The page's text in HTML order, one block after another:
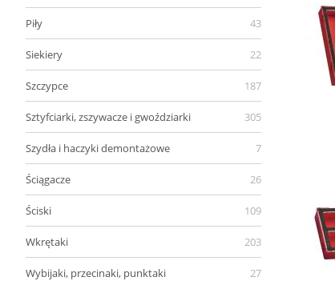
Piły 43
Siekiery 22
Szczypce 187
Sztyfciarki, zszywacze i gwoździarki 305
Szydła i haczyki demontażowe 7
Ściągacze 26
Ściski 109
Wkrętaki 203
Wybijaki, przecinaki, punktaki 27